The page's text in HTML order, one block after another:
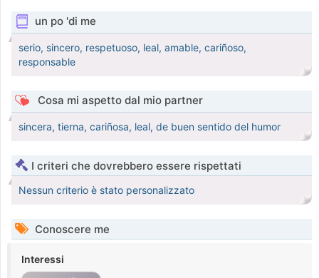
un po 'di me
serio, sincero, respetuoso, leal, amable, cariñoso,
responsable
Cosa mi aspetto dal mio partner
sincera, tierna, cariñosa, leal, de buen sentido del humor
I criteri che dovrebbero essere rispettati
Nessun criterio è stato personalizzato
Conoscere me
Interessi